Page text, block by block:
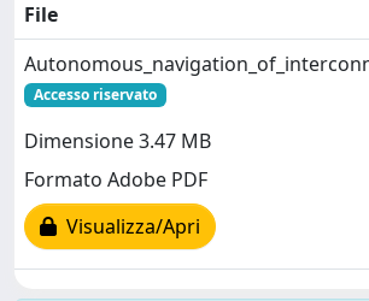
File
Accesso riservato
Dimensione 3.47 MB
Formato Adobe PDF
Visualizza/Apri